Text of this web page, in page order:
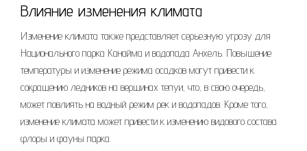
Влияние изменения климата
Изменение климата также представляет серьезную угрозу для
Национального парка Канайма и водопада Анхель. Повышение
температуры и изменение режима осадков могут привести к
сокращению ледников на вершинах тепуи, что, в свою очередь,
может повлиять на водный режим рек и водопадов. Кроме того,
изменение климата может привести к изменению видового состава
флоры и фауны парка.